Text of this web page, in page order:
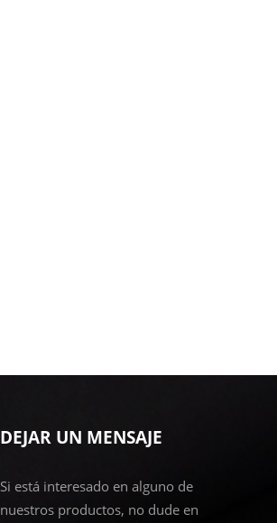
DEJAR UN MENSAJE
Si está interesado en alguno de
nuestros productos, no dude en